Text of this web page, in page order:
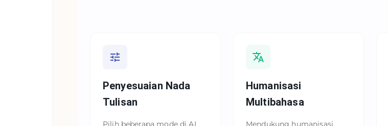
Penyesuaian Nada
Tulisan
Pilih beberapa mode di AI
Humanisasi
Multibahasa
Mendukung humanisasi